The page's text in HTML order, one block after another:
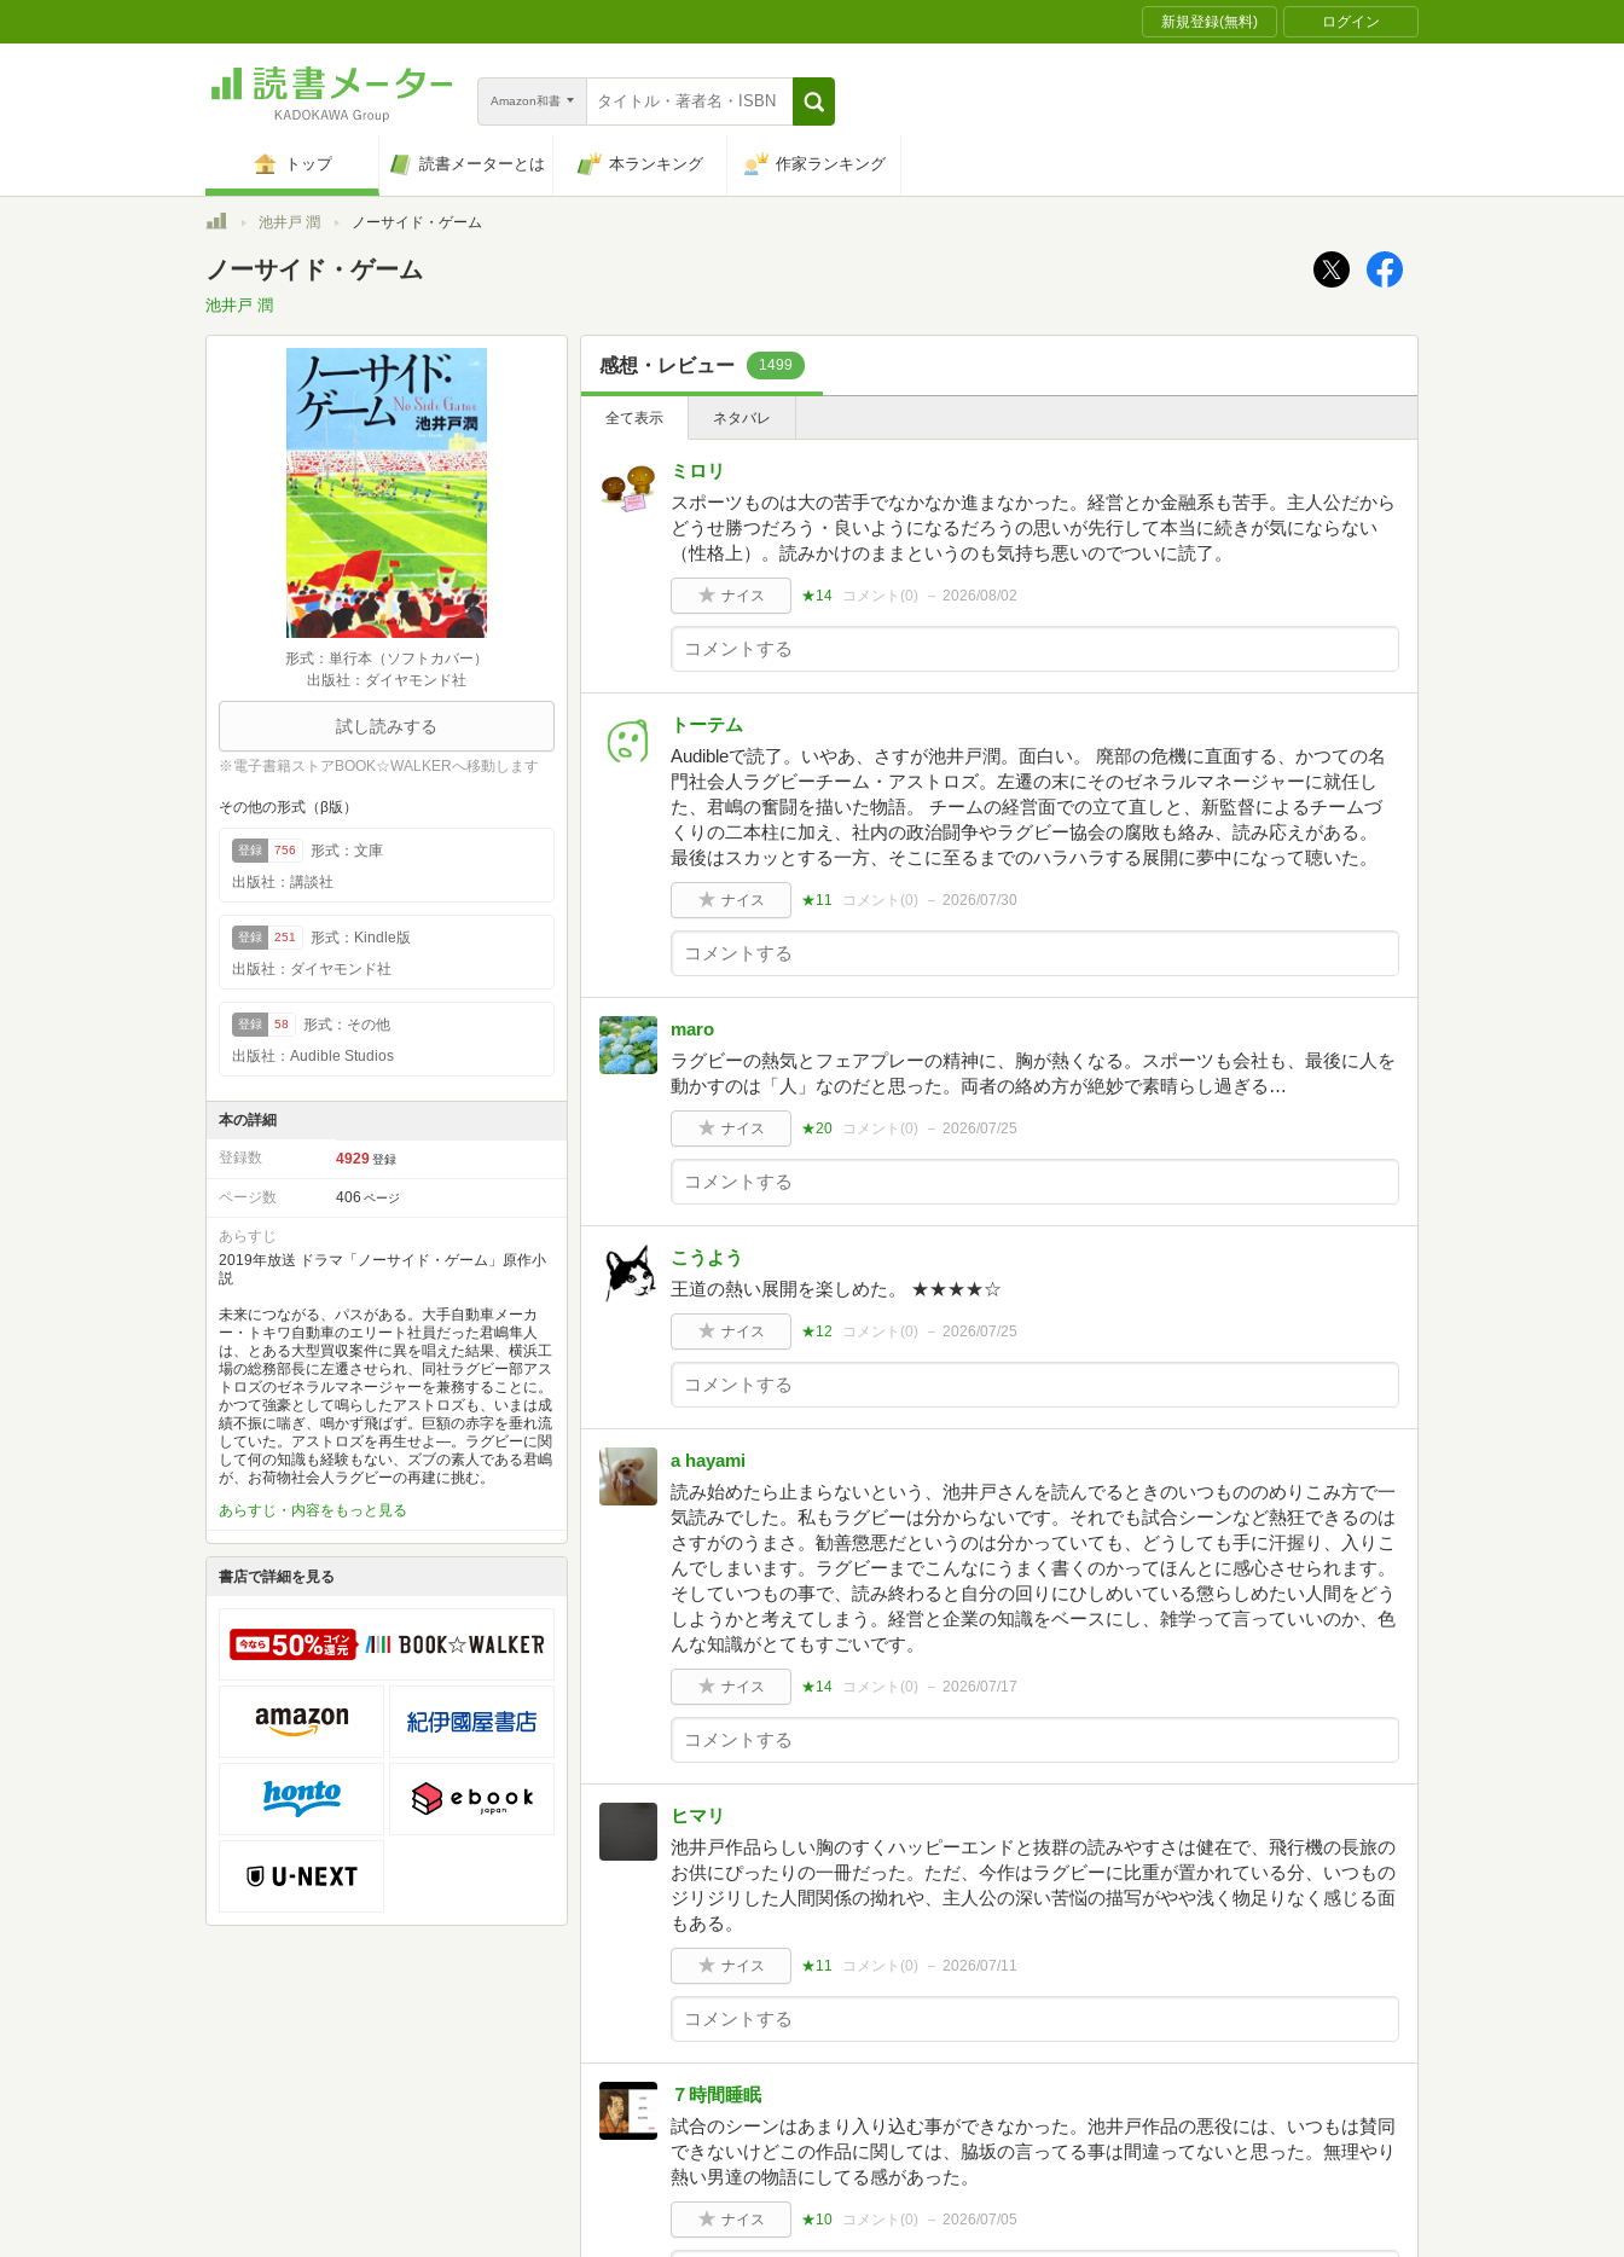
新規登録(無料) ログイン
Amazon和書
トップ 読書メーターとは 本ランキング 作家ランキング
トップ池井戸 潤 ノーサイド・ゲーム
ノーサイド・ゲーム
池井戸 潤
形式：単行本（ソフトカバー）
出版社：ダイヤモンド社
試し読みする
※電子書籍ストアBOOK☆WALKERへ移動します
その他の形式（β版）
登録 756
形式：文庫
出版社：講談社
登録 251
形式：Kindle版
出版社：ダイヤモンド社
登録 58
形式：その他
出版社：Audible Studios
本の詳細
登録数 4929 登録
ページ数 406 ページ
あらすじ
2019年放送 ドラマ「ノーサイド・ゲーム」原作小
説
未来につながる、パスがある。大手自動車メーカ
ー・トキワ自動車のエリート社員だった君嶋隼人
は、とある大型買収案件に異を唱えた結果、横浜工
場の総務部長に左遷させられ、同社ラグビー部アス
トロズのゼネラルマネージャーを兼務することに。
かつて強豪として鳴らしたアストロズも、いまは成
績不振に喘ぎ、鳴かず飛ばず。巨額の赤字を垂れ流
していた。アストロズを再生せよ―。ラグビーに関
して何の知識も経験もない、ズブの素人である君嶋
が、お荷物社会人ラグビーの再建に挑む。
あらすじ・内容をもっと見る
書店で詳細を見る
感想・レビュー 1499
全て表示 ネタバレ
ミロリ
スポーツものは大の苦手でなかなか進まなかった。経営とか金融系も苦手。主人公だから
どうせ勝つだろう・良いようになるだろうの思いが先行して本当に続きが気にならない
（性格上）。読みかけのままというのも気持ち悪いのでついに読了。
ナイス ★14 コメント(0) 2026/08/02
トーテム
Audibleで読了。いやあ、さすが池井戸潤。面白い。 廃部の危機に直面する、かつての名
門社会人ラグビーチーム・アストロズ。左遷の末にそのゼネラルマネージャーに就任し
た、君嶋の奮闘を描いた物語。 チームの経営面での立て直しと、新監督によるチームづ
くりの二本柱に加え、社内の政治闘争やラグビー協会の腐敗も絡み、読み応えがある。
最後はスカッとする一方、そこに至るまでのハラハラする展開に夢中になって聴いた。
ナイス ★11 コメント(0) 2026/07/30
maro
ラグビーの熱気とフェアプレーの精神に、胸が熱くなる。スポーツも会社も、最後に人を
動かすのは「人」なのだと思った。両者の絡め方が絶妙で素晴らし過ぎる…
ナイス ★20 コメント(0) 2026/07/25
こうよう
王道の熱い展開を楽しめた。 ★★★★☆
ナイス ★12 コメント(0) 2026/07/25
a hayami
読み始めたら止まらないという、池井戸さんを読んでるときのいつもののめりこみ方で一
気読みでした。私もラグビーは分からないです。それでも試合シーンなど熱狂できるのは
さすがのうまさ。勧善懲悪だというのは分かっていても、どうしても手に汗握り、入りこ
んでしまいます。ラグビーまでこんなにうまく書くのかってほんとに感心させられます。
そしていつもの事で、読み終わると自分の回りにひしめいている懲らしめたい人間をどう
しようかと考えてしまう。経営と企業の知識をベースにし、雑学って言っていいのか、色
んな知識がとてもすごいです。
ナイス ★14 コメント(0) 2026/07/17
ヒマリ
池井戸作品らしい胸のすくハッピーエンドと抜群の読みやすさは健在で、飛行機の長旅の
お供にぴったりの一冊だった。ただ、今作はラグビーに比重が置かれている分、いつもの
ジリジリした人間関係の拗れや、主人公の深い苦悩の描写がやや浅く物足りなく感じる面
もある。
ナイス ★11 コメント(0) 2026/07/11
７時間睡眠
試合のシーンはあまり入り込む事ができなかった。池井戸作品の悪役には、いつもは賛同
できないけどこの作品に関しては、脇坂の言ってる事は間違ってないと思った。無理やり
熱い男達の物語にしてる感があった。
ナイス ★10 コメント(0) 2026/07/05